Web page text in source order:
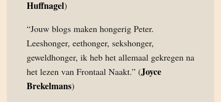
Huffnagel)
“Jouw blogs maken hongerig Peter.
Leeshonger, eethonger, sekshonger,
geweldhonger, ik heb het allemaal gekregen na
het lezen van Frontaal Naakt.” (Joyce
Brekelmans)